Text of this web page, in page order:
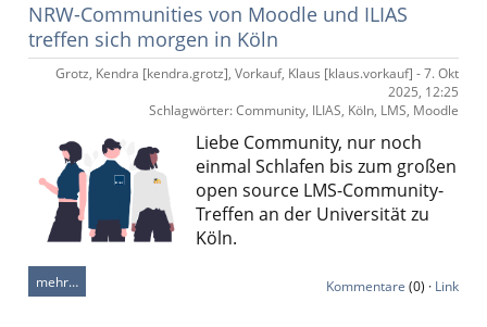
NRW-Communities von Moodle und ILIAS
treffen sich morgen in Köln
Grotz, Kendra [kendra.grotz], Vorkauf, Klaus [klaus.vorkauf] - 7. Okt
2025, 12:25
Schlagwörter: Community, ILIAS, Köln, LMS, Moodle
Liebe Community, nur noch
einmal Schlafen bis zum großen
open source LMS-Community-
Treffen an der Universität zu
Köln.
mehr… Kommentare (0) · Link